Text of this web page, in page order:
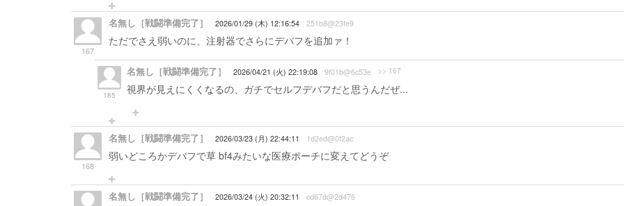
167
名無し［戦闘準備完了］ 2026/01/29 (木) 12:16:54 251b8@23fe9
ただでさえ弱いのに、注射器でさらにデバフを追加ァ！
185
名無し［戦闘準備完了］ 2026/04/21 (火) 22:19:08 9f01b@6c53e >> 167
視界が見えにくくなるの、ガチでセルフデバフだと思うんだぜ...
168
名無し［戦闘準備完了］ 2026/03/23 (月) 22:44:11 1d2ed@0f2ac
弱いどころかデバフで草 bf4みたいな医療ポーチに変えてどうぞ
名無し［戦闘準備完了］ 2026/03/24 (火) 20:32:11 cd67d@2d476